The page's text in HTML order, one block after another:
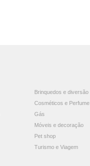
Brinquedos e diversão
Cosméticos e Perfume
Gás
Móveis e decoração
Pet shop
Turismo e Viagem